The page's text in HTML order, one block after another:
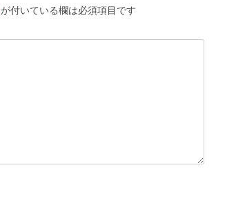
が付いている欄は必須項目です